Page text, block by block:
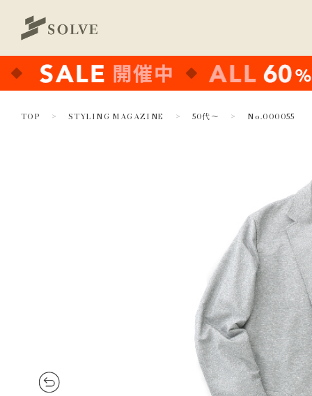
TOP STYLING MAGAZINE 50代～ No.000055